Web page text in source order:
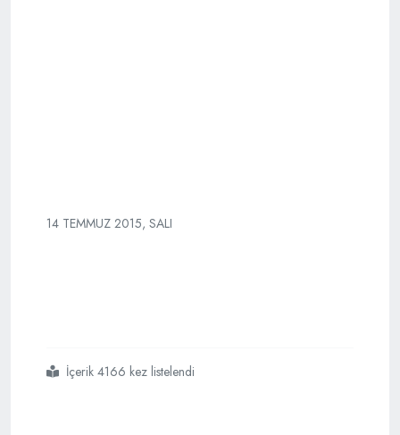
14 TEMMUZ 2015, SALI
#sadece
#kanada
#ve
#israil
#üzüldüİçerik 4166 kez listelendi